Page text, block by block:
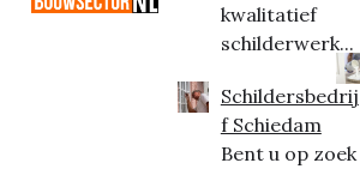
kwalitatief
schilderwerk...
Schildersbedrij
f Schiedam
Bent u op zoek